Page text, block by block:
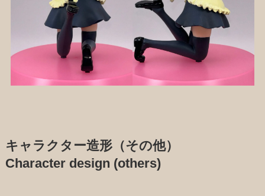
キャラクター造形（その他）
Character design (others)